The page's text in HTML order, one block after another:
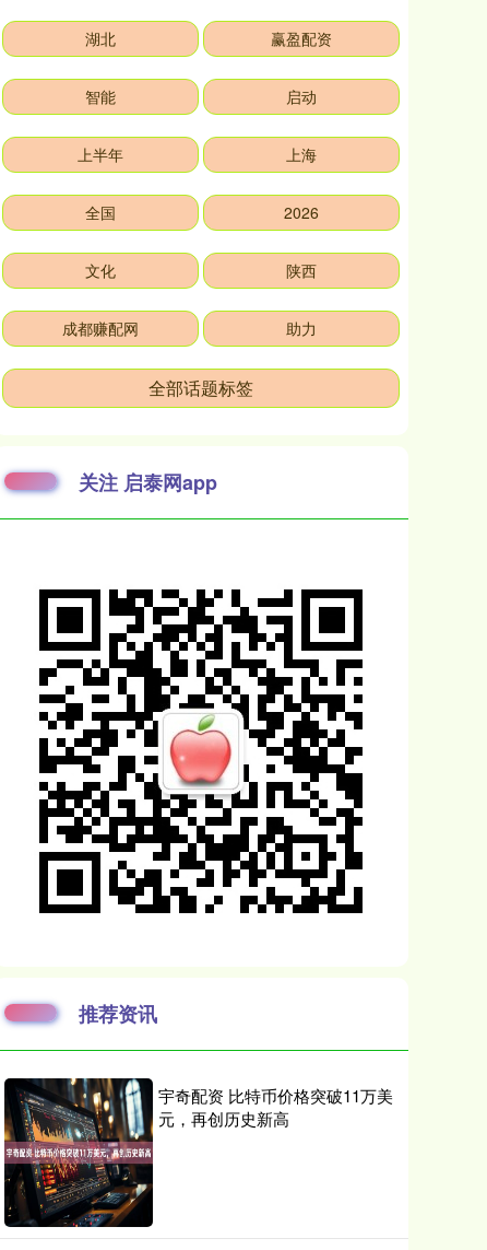
湖北 赢盈配资
智能 启动
上半年 上海
全国 2026
文化 陕西
成都赚配网 助力
全部话题标签
关注 启泰网app
推荐资讯
宇奇配资 比特币价格突破11万美
元，再创历史新高